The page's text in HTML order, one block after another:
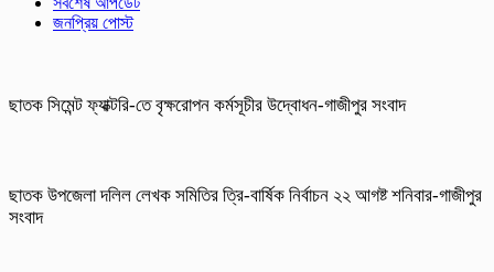
জনপ্রিয় পোস্ট
ছাতক সিমেন্ট ফ্যাক্টরি-তে বৃক্ষরোপন কর্মসূচীর উদ্বোধন-গাজীপুর সংবাদ
ছাতক উপজেলা দলিল লেখক সমিতির ত্রি-বার্ষিক নির্বাচন ২২ আগষ্ট শনিবার-গাজীপুর
সংবাদ